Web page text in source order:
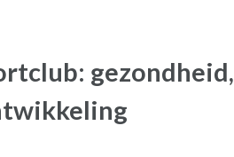
gezondheid,